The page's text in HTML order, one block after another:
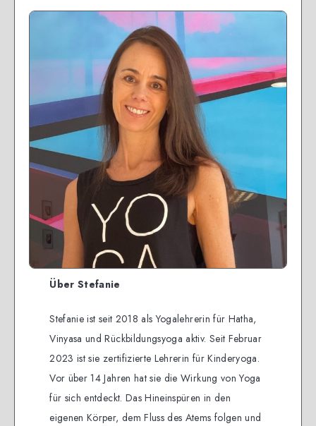
Über Stefanie
Stefanie ist seit 2018 als Yogalehrerin für Hatha,
Vinyasa und Rückbildungsyoga aktiv. Seit Februar
2023 ist sie zertifizierte Lehrerin für Kinderyoga.
Vor über 14 Jahren hat sie die Wirkung von Yoga
für sich entdeckt. Das Hineinspüren in den
eigenen Körper, dem Fluss des Atems folgen und